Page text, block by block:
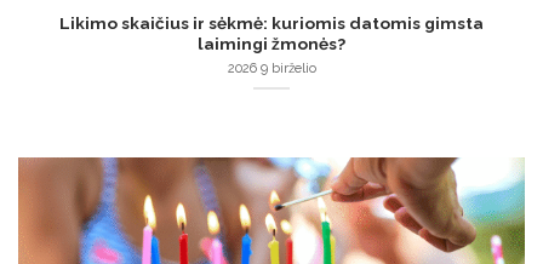
Likimo skaičius ir sėkmė: kuriomis datomis gimsta
laimingi žmonės?
2026 9 birželio